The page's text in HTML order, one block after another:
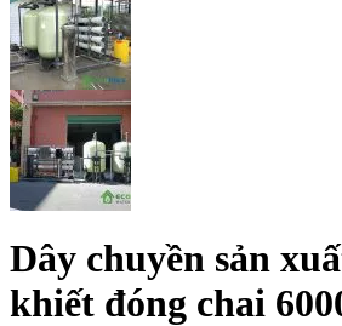
Dây chuyền sản
khiết đóng chai